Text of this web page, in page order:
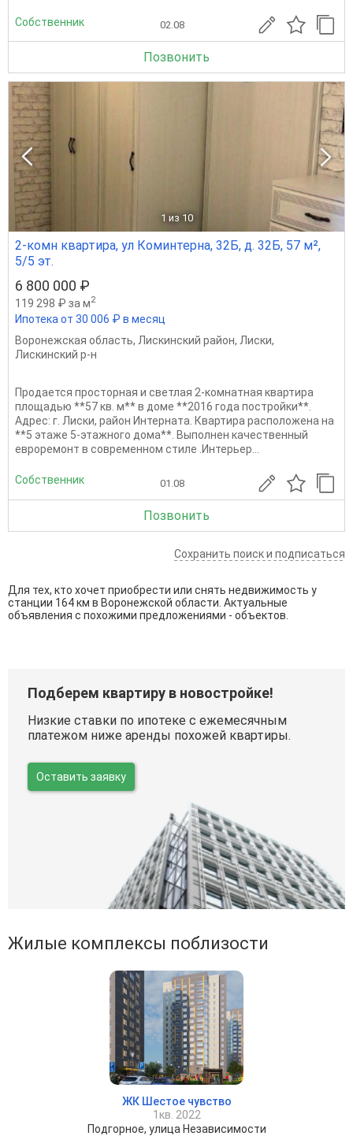
Собственник 02.08
Позвонить
1 из 10
2-комн квартира, ул Коминтерна, 32Б, д. 32Б, 57 м²,
5/5 эт.
6 800 000 ₽
119 298 ₽ за м2
Ипотека от 30 006 ₽ в месяц
Воронежская область, Лискинский район, Лиски,
Лискинский р-н
Продается просторная и светлая 2-комнатная квартира
площадью **57 кв. м** в доме **2016 года постройки**.
Адрес: г. Лиски, район Интерната. Квартира расположена на
**5 этаже 5-этажного дома**. Выполнен качественный
евроремонт в современном стиле .Интерьер...
Собственник 01.08
Позвонить
Сохранить поиск и подписаться
Для тех, кто хочет приобрести или снять недвижимость у
станции 164 км в Воронежской области. Актуальные
объявления с похожими предложениями - объектов.
Подберем квартиру в новостройке!
Низкие ставки по ипотеке с ежемесячным
платежом ниже аренды похожей квартиры.
Оставить заявку
Жилые комплексы поблизости
ЖК Шестое чувство
1кв. 2022
Подгорное, улица Независимости